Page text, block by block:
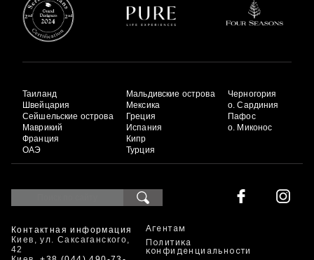
Таиланд
Швейцария
Сейшельские острова
Маврикий
Франция
ОАЭ
Мальдивские острова
Мексика
Греция
Испания
Кипр
Турция
Черногория
о. Сардиния
Пафос
о. Миконос
Контактная информация
Киев, ул. Саксаганского,
42
Агентам
Политика
конфиденциальности